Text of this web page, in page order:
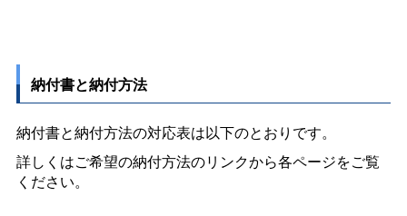
納付書と納付方法
納付書と納付方法の対応表は以下のとおりです。
詳しくはご希望の納付方法のリンクから各ページをご覧
ください。